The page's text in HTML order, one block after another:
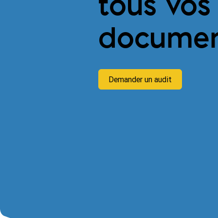
tous vos
Demander un audit